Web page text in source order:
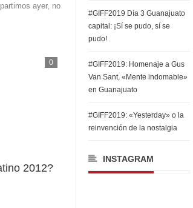
ayer, no
0
2012?
#GIFF2019 Día 3 Guanajuato
capital: ¡Sí se pudo, sí se
pudo!
#GIFF2019: Homenaje a Gus
Van Sant, «Mente indomable»
en Guanajuato
#GIFF2019: «Yesterday» o la
reinvención de la nostalgia
INSTAGRAM